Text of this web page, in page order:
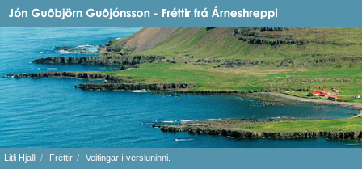
Litli Hjalli Fréttir Veitingar í versluninni.